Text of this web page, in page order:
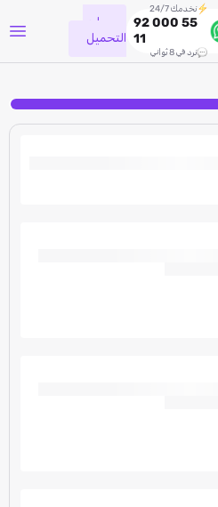
نخدمك 24/7
92 000 55
11
نرد في 8 ثواني
جاري
التحميل